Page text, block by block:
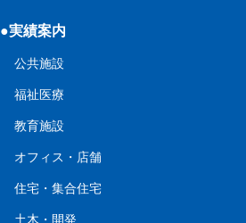
●実績案内
公共施設
福祉医療
教育施設
オフィス・店舗
住宅・集合住宅
土木・開発